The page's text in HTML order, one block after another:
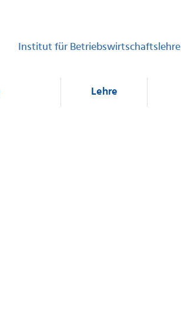
Institut für Betriebswirtschaftslehre
Lehre